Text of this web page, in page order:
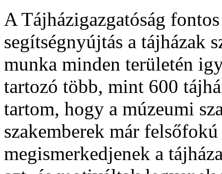
A Tájházigazgatóság
segítségnyújtás a tájházak
munka minden területén
tartozó több, mint 600
tartom, hogy a múzeumi
szakemberek már
megismerkedjenek a